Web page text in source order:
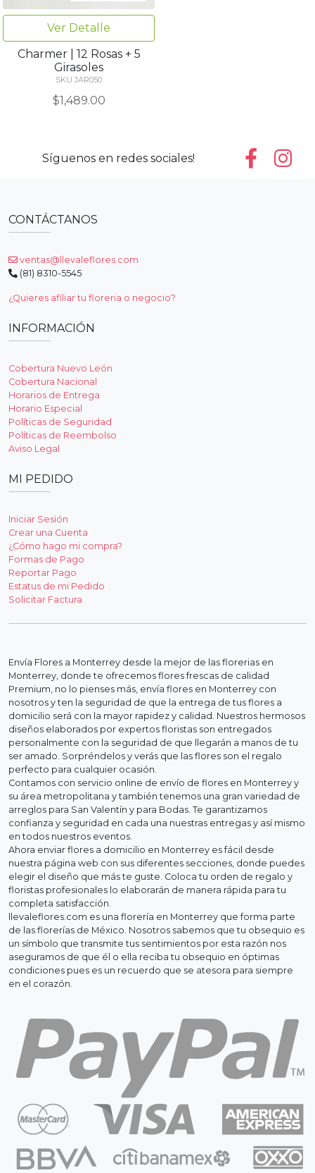
Ver Detalle
Charmer | 12 Rosas + 5
Girasoles
SKU JAR050
$1,489.00
Síguenos en redes sociales!
CONTÁCTANOS
ventas@llevaleflores.com
(81) 8310-5545
¿Quieres afiliar tu floreria o negocio?
INFORMACIÓN
Cobertura Nuevo León
Cobertura Nacional
Horarios de Entrega
Horario Especial
Políticas de Seguridad
Políticas de Reembolso
Aviso Legal
MI PEDIDO
Iniciar Sesión
Crear una Cuenta
¿Cómo hago mi compra?
Formas de Pago
Reportar Pago
Estatus de mi Pedido
Solicitar Factura
Envía Flores a Monterrey desde la mejor de las florerias en
Monterrey, donde te ofrecemos flores frescas de calidad
Premium, no lo pienses más, envía flores en Monterrey con
nosotros y ten la seguridad de que la entrega de tus flores a
domicilio será con la mayor rapidez y calidad. Nuestros hermosos
diseños elaborados por expertos floristas son entregados
personalmente con la seguridad de que llegarán a manos de tu
ser amado. Sorpréndelos y verás que las flores son el regalo
perfecto para cualquier ocasión.
Contamos con servicio online de envío de flores en Monterrey y
su área metropolitana y también tenemos una gran variedad de
arreglos para San Valentín y para Bodas. Te garantizamos
confianza y seguridad en cada una nuestras entregas y así mismo
en todos nuestros eventos.
Ahora enviar flores a domicilio en Monterrey es fácil desde
nuestra página web con sus diferentes secciones, donde puedes
elegir el diseño que más te guste. Coloca tu orden de regalo y
floristas profesionales lo elaborarán de manera rápida para tu
completa satisfacción.
llevaleflores.com es una florería en Monterrey que forma parte
de las florerías de México. Nosotros sabemos que tu obsequio es
un símbolo que transmite tus sentimientos por esta razón nos
aseguramos de que él o ella reciba tu obsequio en óptimas
condiciones pues es un recuerdo que se atesora para siempre
en el corazón.